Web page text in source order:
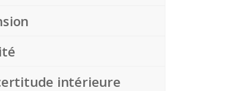
intérieure